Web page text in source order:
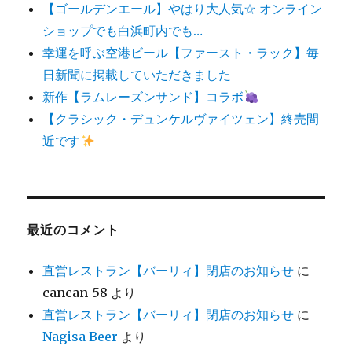
【ゴールデンエール】やはり大人気☆ オンライン
ショップでも白浜町内でも…
幸運を呼ぶ空港ビール【ファースト・ラック】毎
日新聞に掲載していただきました
新作【ラムレーズンサンド】コラボ
【クラシック・デュンケルヴァイツェン】終売間
近です
最近のコメント
直営レストラン【バーリィ】閉店のお知らせ に
cancan-58 より
直営レストラン【バーリィ】閉店のお知らせ に
Nagisa Beer より